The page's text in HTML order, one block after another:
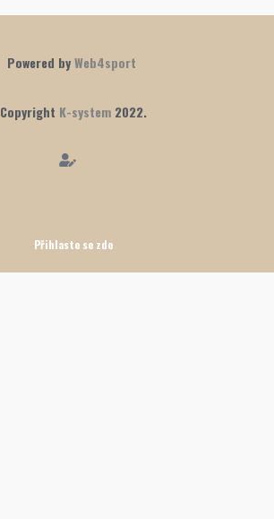
Powered byWeb4sport
Copyright K-system 2022.
Přihlaste se zde